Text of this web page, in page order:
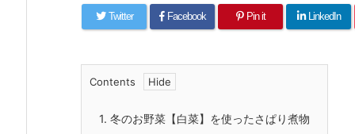
Twitter Facebook Pin it LinkedIn
Contents
1. 冬のお野菜【白菜】を使ったさぱり煮物